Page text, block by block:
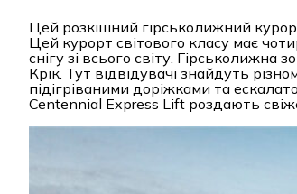
Цей розкішний гірськолижний
Цей курорт світового класу має
снігу зі всього світу.
Крік. Тут відвідувачі знайдуть
підігріваними доріжками та
Centennial Express Lift роздають